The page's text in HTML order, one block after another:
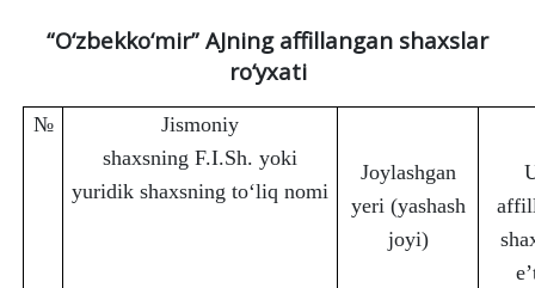
“O‘zbekko‘mir” AJning affillangan shaxslar
ro‘yxati
№
Jismoniy
shaxsning F.I.Sh. yoki
yuridik shaxsning to‘liq nomi
Joylashgan
yeri (yashash
joyi)